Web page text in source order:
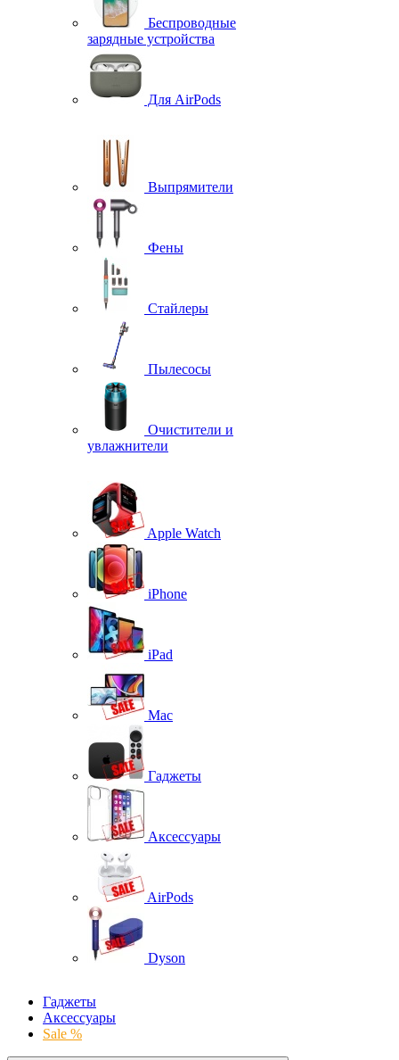
Беспроводные
зарядные устройства
Для AirPods
Выпрямители
Фены
Стайлеры
Пылесосы
Очистители и
увлажнители
Apple Watch
iPhone
iPad
Mac
Гаджеты
Аксессуары
AirPods
Dyson
Гаджеты
Аксессуары
Sale %